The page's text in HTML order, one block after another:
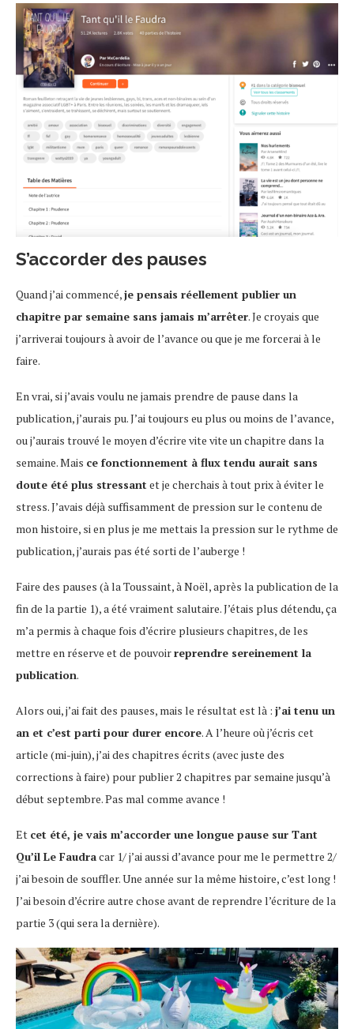
S’accorder des pauses
Quand j’ai commencé,je pensais réellement publier un
chapitre par semaine sans jamais m’arrêter. Je croyais que
j’arriverai toujours à avoir de l’avance ou que je me forcerai à le
faire.
En vrai, si j’avais voulu ne jamais prendre de pause dans la
publication, j’aurais pu. J’ai toujours eu plus ou moins de l’avance,
ou j’aurais trouvé le moyen d’écrire vite vite un chapitre dans la
semaine. Mais ce fonctionnement à flux tendu aurait sans
doute été plus stressant et je cherchais à tout prix à éviter le
stress. J’avais déjà suffisamment de pression sur le contenu de
mon histoire, si en plus je me mettais la pression sur le rythme de
publication, j’aurais pas été sorti de l’auberge !
Faire des pauses (à la Toussaint, à Noël, après la publication de la
fin de la partie 1), a été vraiment salutaire. J’étais plus détendu, ça
m’a permis à chaque fois d’écrire plusieurs chapitres, de les
mettre en réserve et de pouvoirreprendre sereinement la
publication.
Alors oui, j’ai fait des pauses, mais le résultat est là : j’ai tenu un
an et c’est parti pour durer encore. A l’heure où j’écris cet
article (mi-juin), j’ai des chapitres écrits (avec juste des
corrections à faire) pour publier 2 chapitres par semaine jusqu’à
début septembre. Pas mal comme avance !
Et cet été, je vais m’accorder une longue pause sur Tant
Qu’il Le Faudracar 1/ j’ai aussi d’avance pour me le permettre 2/
j’ai besoin de souffler. Une année sur la même histoire, c’est long !
J’ai besoin d’écrire autre chose avant de reprendre l’écriture de la
partie 3 (qui sera la dernière).